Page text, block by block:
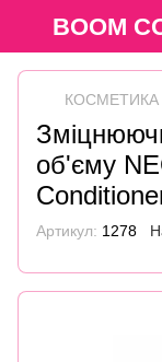
BOOM
КОСМЕТИКА
об'єму
Артикул: 1278